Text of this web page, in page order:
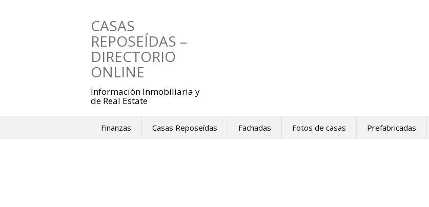
CASAS
REPOSEÍDAS –
DIRECTORIO
ONLINE
Información Inmobiliaria y
de Real Estate
Finanzas Casas Reposeídas Fachadas Fotos de casas Prefabricadas